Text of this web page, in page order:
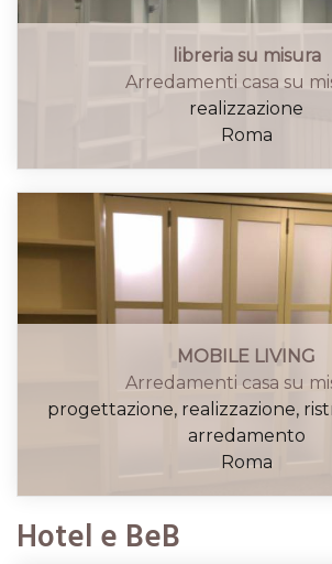
libreria su misura
Arredamenti casa su
realizzazione
Roma
MOBILE LIVING
Arredamenti casa su
progettazione, realizzazione,
arredamento
Roma
Hotel e BeB